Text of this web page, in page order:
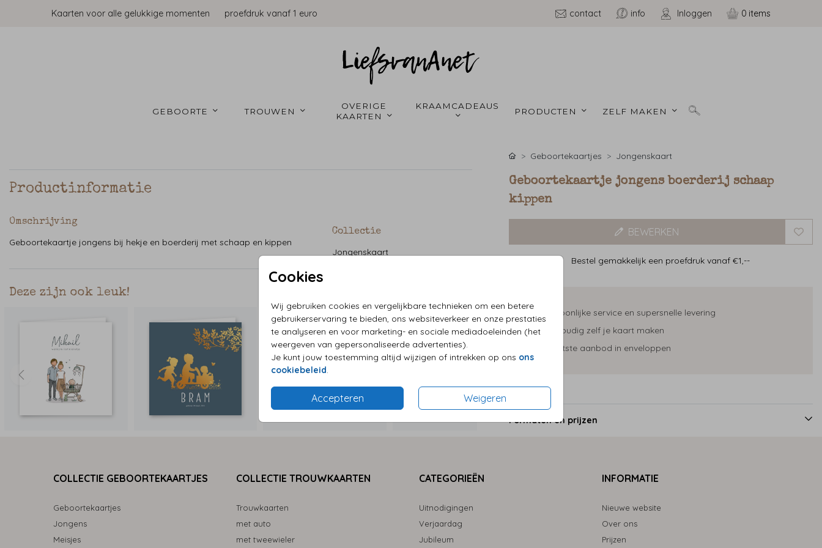
Kaarten voor alle gelukkige momenten proefdruk vanaf 1 euro contact info Inloggen 0
GEBOORTE TROUWEN
OVERIGE
KAARTEN
PRODUCTEN ZELF MAKEN
Cookies
Wij gebruiken cookies en vergelijkbare technieken om een betere
gebruikerservaring te bieden, ons websiteverkeer en onze prestaties
te analyseren en voor marketing- en sociale mediadoeleinden (het
weergeven van gepersonaliseerde advertenties).
Je kunt jouw toestemming altijd wijzigen of intrekken op ons ons
cookiebeleid.
Accepteren Weigeren
Productinformatie
Omschrijving
Geboortekaartje jongens bij hekje en boerderij met schaap en kippen
Collectie
Jongenskaart
Deze zijn ook leuk!
Geboortekaartjes Jongenskaart
Geboortekaartje jongens boerderij schaap
kippen
BEWERKEN
Bestel gemakkelijk een proefdruk vanaf €1,--
Persoonlijke service en supersnelle levering
Eenvoudig zelf je kaart maken
Grootste aanbod in enveloppen
Formaten en prijzen
COLLECTIE GEBOORTEKAARTJES
Geboortekaartjes
Jongens
Meisjes
COLLECTIE TROUWKAARTEN
Trouwkaarten
met auto
met tweewieler
CATEGORIEËN
Uitnodigingen
Verjaardag
Jubileum
INFORMATIE
Nieuwe website
Over ons
Prijzen